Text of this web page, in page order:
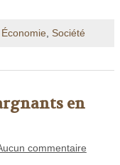
Économie, Société
en
commentaire